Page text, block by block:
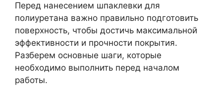
Перед нанесением шпаклевки для
полиуретана важно правильно подготовить
поверхность, чтобы достичь максимальной
эффективности и прочности покрытия.
Разберем основные шаги, которые
необходимо выполнить перед началом
работы.